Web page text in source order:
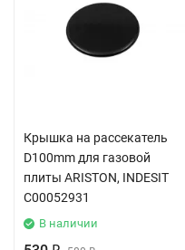
Крышка на рассекатель
D100mm для газовой
плиты ARISTON, INDESIT
C00052931
В наличии